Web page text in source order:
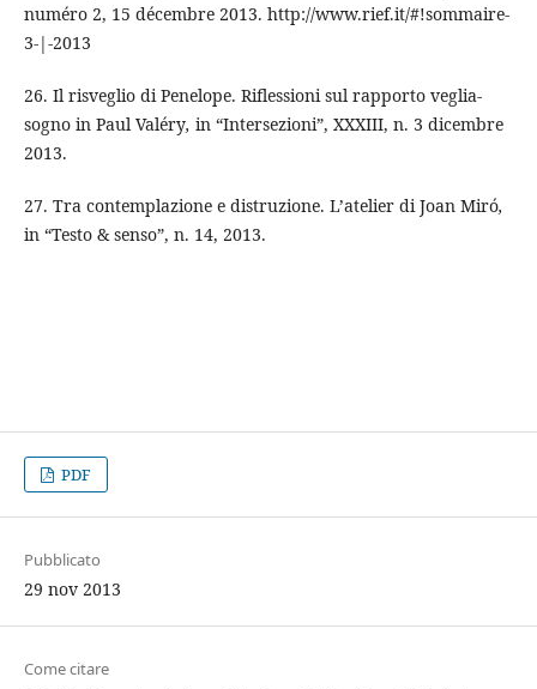
numéro 2, 15 décembre 2013. http://www.rief.it/#!sommaire-
3-|-2013
26. Il risveglio di Penelope. Riflessioni sul rapporto veglia-
sogno in Paul Valéry, in “Intersezioni”, XXXIII, n. 3 dicembre
2013.
27. Tra contemplazione e distruzione. L’atelier di Joan Miró,
in “Testo & senso”, n. 14, 2013.
PDF
Pubblicato
29 nov 2013
Come citare